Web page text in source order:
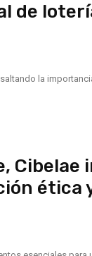
de
la
Cibelae
ética